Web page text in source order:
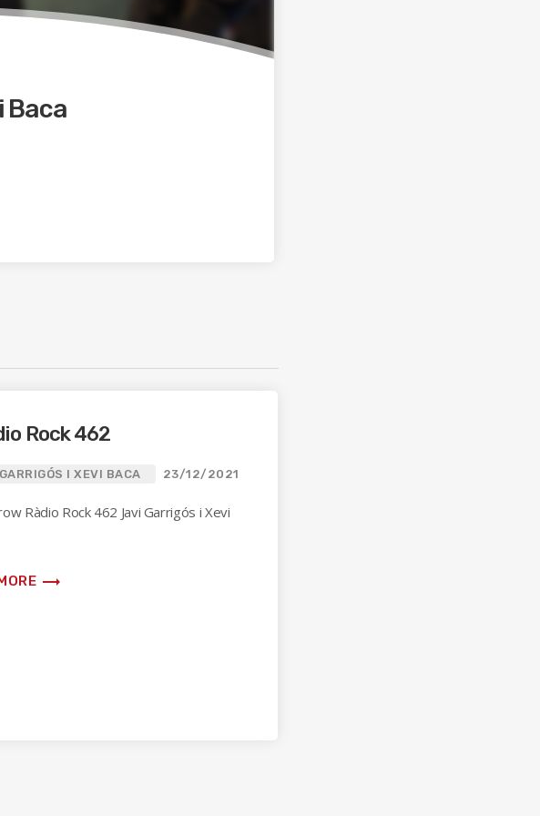
Baca
Rock 462
I XEVI BACA 23/12/2021
Ràdio Rock 462 Javi Garrigós i Xevi
trending_flat